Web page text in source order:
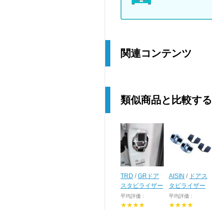
関連コンテンツ
類似商品と比較する
TRD /GRドア
スタビライザー
平均評価 :
★★★★
AISIN / ドアス
タビライザー
平均評価 :
★★★★